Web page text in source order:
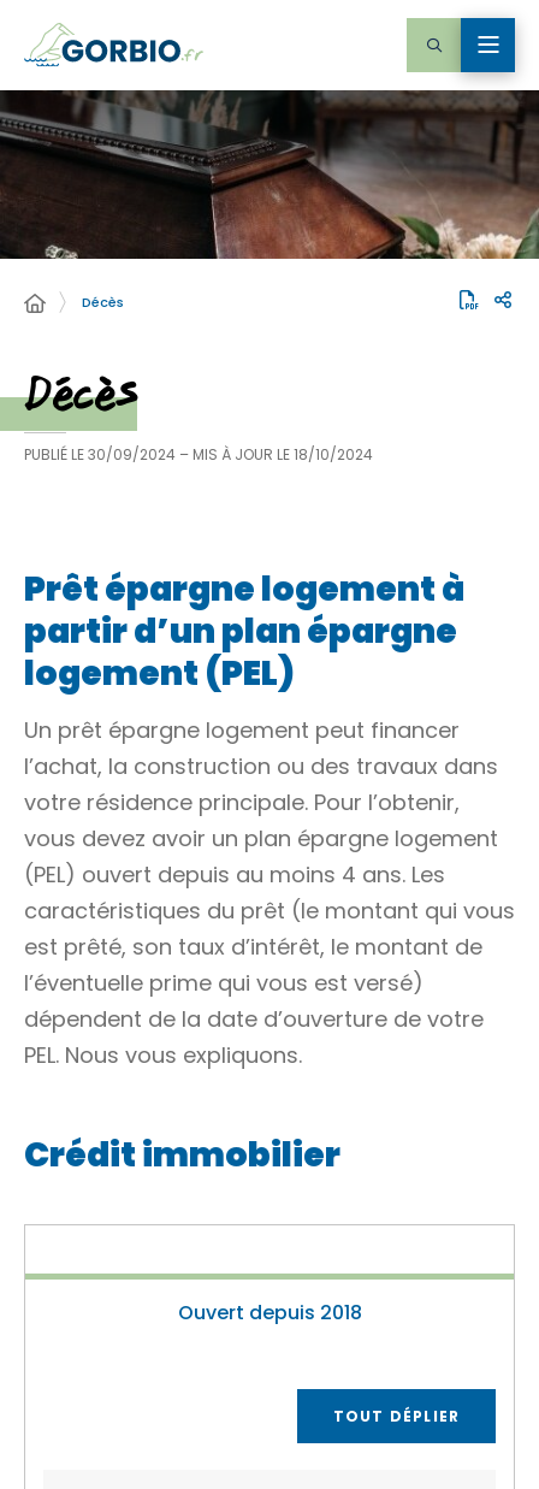
Décès
Décès
PUBLIÉ LE30/09/2024 – MIS À JOUR LE18/10/2024
Prêt épargne logement à
partir d’un plan épargne
logement (PEL)
Un prêt épargne logement peut financer
l’achat, la construction ou des travaux dans
votre résidence principale. Pour l’obtenir,
vous devez avoir un plan épargne logement
(PEL) ouvert depuis au moins 4 ans. Les
caractéristiques du prêt (le montant qui vous
est prêté, son taux d’intérêt, le montant de
l’éventuelle prime qui vous est versé)
dépendent de la date d’ouverture de votre
PEL. Nous vous expliquons.
Crédit immobilier
Ouvert depuis 2018
TOUT DÉPLIER